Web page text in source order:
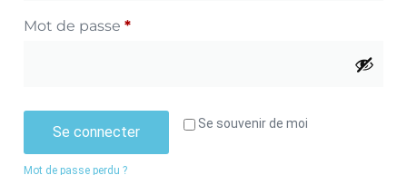
Mot de passe *
Se souvenir de moi
Se connecter
Mot de passe perdu ?